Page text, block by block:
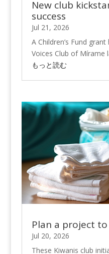
New club
success
Jul 21, 2026
A Children’s Fund
Voices Club of Mírame
もっと読む
Plan a project
Jul 20, 2026
These Kiwanis club